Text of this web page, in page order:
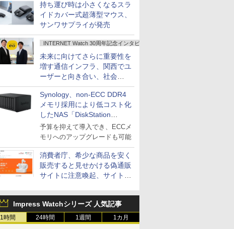
持ち運び時は小さくなるスラ
イドカバー式超薄型マウス、
サンワサプライが発売
INTERNET Watch 30周年記念インタビュー
未来に向けてさらに重要性を
増す通信インフラ、関西でユ
ーザーと向き合い、社会
の“あたらしい”を起動し続け
る～オプテージ
Synology、non-ECC DDR4
メモリ採用により低コスト化
したNAS「DiskStation
neo+」シリーズ
予算を抑えて導入でき、ECCメ
モリへのアップグレードも可能
消費者庁、希少な商品を安く
販売すると見せかける偽通販
サイトに注意喚起、サイト名
Impress Watchシリーズ 人気記事
1時間 24時間 1週間 1カ月